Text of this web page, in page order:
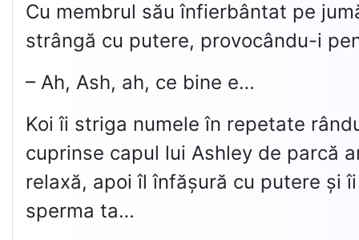
Cu membrul său înfierbântat pe
strângă cu putere, provocându-i
– Ah, Ash, ah, ce bine e…
Koi îi striga numele în repetate
cuprinse capul lui Ashley de parcă
relaxă, apoi îl înfășură cu putere și
sperma ta…